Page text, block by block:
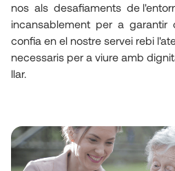
nos  als  desafiaments  de
incansablement  per  a  garantir
confia en el nostre servei rebi
necessaris per a viure amb
llar.